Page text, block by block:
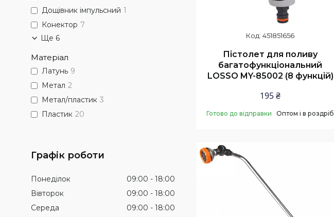
451851656
Пістолет для поливу
багатофункціональний
LOSSO MY-85002 (8 функцій)
195 ₴
Готово до відправки Оптом і в роздріб
Дощівник імпульсний 1
Конектор 7
Ще 6
Матеріал
Латунь 9
Метал 2
Метал/пластик 3
Пластик 20
Графік роботи
Понеділок 09:00
18:00
Вівторок
09:00
18:00
Середа
09:00
18:00